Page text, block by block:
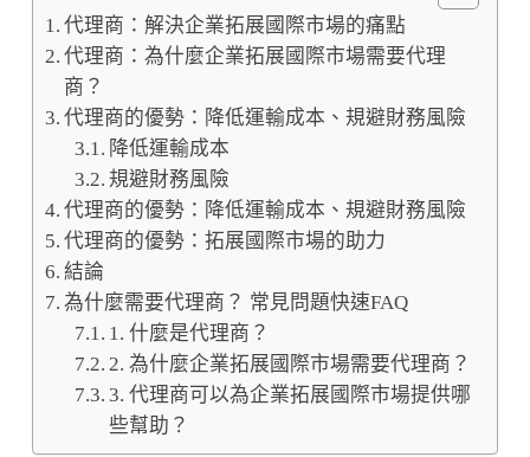
代理商：解決企業拓展國際市場的痛點
代理商：為什麼企業拓展國際市場需要代理
商？
代理商的優勢：降低運輸成本、規避財務風險
降低運輸成本
規避財務風險
代理商的優勢：降低運輸成本、規避財務風險
代理商的優勢：拓展國際市場的助力
結論
為什麼需要代理商？ 常見問題快速FAQ
1. 什麼是代理商？
2. 為什麼企業拓展國際市場需要代理商？
3. 代理商可以為企業拓展國際市場提供哪
些幫助？